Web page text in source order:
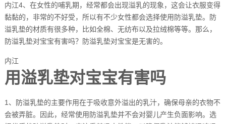
内江4、在女性的哺乳期，经常都会出现溢乳的现象，这会让衣服变得
黏黏的，非常的不好受，所以有不少女性都会选择使用防溢乳垫。防
溢乳垫的材质有很多种，比如全棉、无纺布以及拉绒棉等等。那么，
防溢乳垫对宝宝有害吗？防溢乳垫对宝宝是无害的。
内江
用溢乳垫对宝宝有害吗
1、防溢乳垫的主要作用在于吸收意外溢出的乳汁，确保母亲的衣物不
会被弄脏。因此，经常使用防溢乳垫并不会对婴儿产生负面影响。选